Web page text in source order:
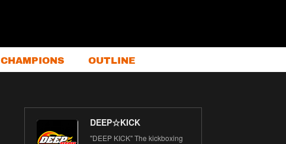
CHAMPIONS OUTLINE
DEEP☆KICK
"DEEP KICK" The kickboxing